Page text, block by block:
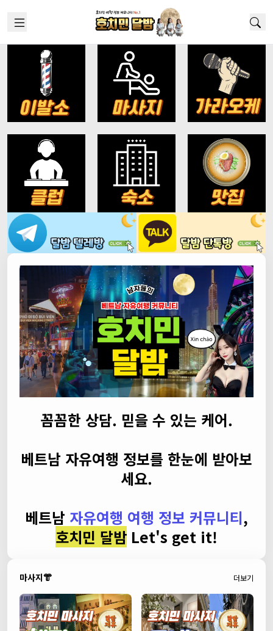
꼼꼼한 상담. 믿을 수 있는 케어.
베트남 자유여행 정보를 한눈에 받아보
세요.
베트남 자유여행 여행 정보 커뮤니티,
호치민 달밤 Let's get it!
마사지👘 더보기